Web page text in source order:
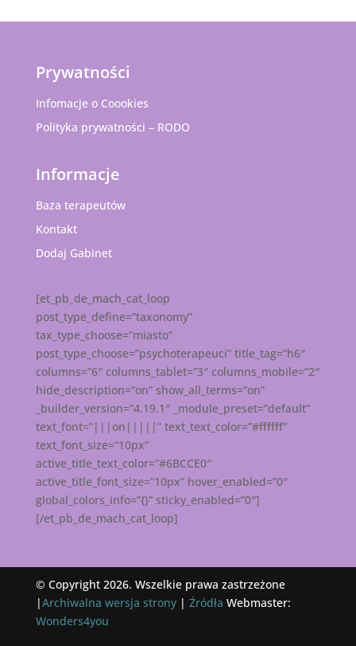
Prywatności
Infomacje o Coookies
Polityka prywatności – RODO
Informacje
Baza terapeutów
Kontakt
Dodaj Gabinet
[et_pb_de_mach_cat_loop
post_type_define=”taxonomy”
tax_type_choose=”miasto”
post_type_choose=”psychoterapeuci” title_tag=”h6″
columns=”6″ columns_tablet=”3″ columns_mobile=”2″
hide_description=”on” show_all_terms=”on”
_builder_version=”4.19.1″ _module_preset=”default”
text_font=”|||on|||||” text_text_color=”#ffffff”
text_font_size=”10px”
active_title_text_color=”#6BCCE0″
active_title_font_size=”10px” hover_enabled=”0″
global_colors_info=”{}” sticky_enabled=”0″]
[/et_pb_de_mach_cat_loop]
© Copyright 2026. Wszelkie prawa zastrzeżone
|Archiwalna wersja strony| Źródła Webmaster:
Wonders4you